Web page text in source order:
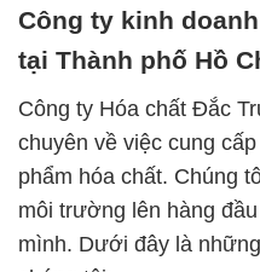
Công ty kinh
tại Thành phố Hồ
Công ty Hóa chất Đắc
chuyên về việc cung
phẩm hóa chất. Chúng
môi trường lên hàng
mình. Dưới đây là